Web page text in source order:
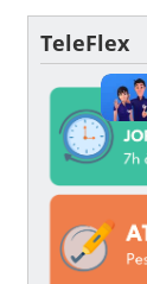
TeleFlex